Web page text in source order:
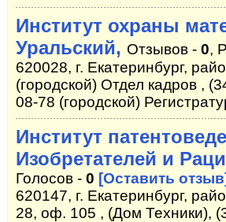
Институт охраны
Уральский, Отзывов - 0,
620028, г. Екатеринбург,
(городской) Отдел кадров ,
08-78 (городской)
Институт
Изобретателей и
Голосов - 0 [Оставить отзыв]
620147, г. Екатеринбург,
28, оф. 105 , (Дом Техники),